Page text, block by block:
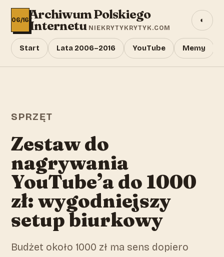
06/16Archiwum Polskiego
Internetu NIEKRYTYKRYTYK.COM
Start Lata 2006–2016 YouTube Memy
◐
SPRZĘT
Zestaw do
nagrywania
YouTube’a do 1000
zł: wygodniejszy
setup biurkowy
Budżet około 1000 zł ma sens dopiero